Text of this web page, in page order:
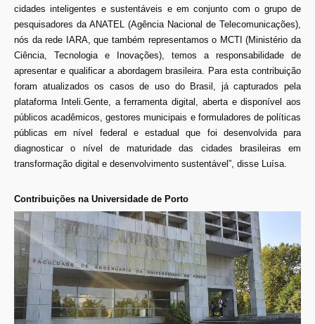
cidades inteligentes e sustentáveis e em conjunto com o grupo de
pesquisadores da ANATEL (Agência Nacional de Telecomunicações),
nós da rede IARA, que também representamos o MCTI (Ministério da
Ciência, Tecnologia e Inovações), temos a responsabilidade de
apresentar e qualificar a abordagem brasileira. Para esta contribuição
foram atualizados os casos de uso do Brasil, já capturados pela
plataforma Inteli.Gente, a ferramenta digital, aberta e disponível aos
públicos acadêmicos, gestores municipais e formuladores de políticas
públicas em nível federal e estadual que foi desenvolvida para
diagnosticar o nível de maturidade das cidades brasileiras em
transformação digital e desenvolvimento sustentável”, disse Luísa.
Contribuições na Universidade de Porto